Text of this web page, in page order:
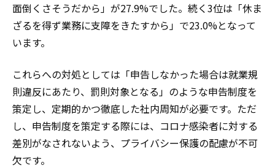
面倒くさそうだから」が27.9%でした。続く3位は「休ま
ざるを得ず業務に支障をきたすから」で23.0%となって
います。
これらへの対処としては「申告しなかった場合は就業規
則違反にあたり、罰則対象となる」のような申告制度を
策定し、定期的かつ徹底した社内周知が必要です。ただ
し、申告制度を策定する際には、コロナ感染者に対する
差別がなされないよう、プライバシー保護の配慮が不可
欠です。